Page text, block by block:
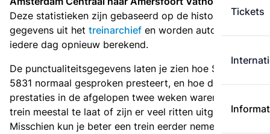
Tickets
Deze statistieken zijn gebaseerd op de historische
gegevens uit het treinarchief en worden automatisch
iedere dag opnieuw berekend.
De punctualiteitsgegevens laten je zien hoe Sprinter
5831 normaal gesproken presteert, en hoe de
prestaties in de afgelopen twee weken waren. Is deze
trein meestal te laat of zijn er veel ritten uitgevallen?
Misschien kun je beter een trein eerder nemen als je